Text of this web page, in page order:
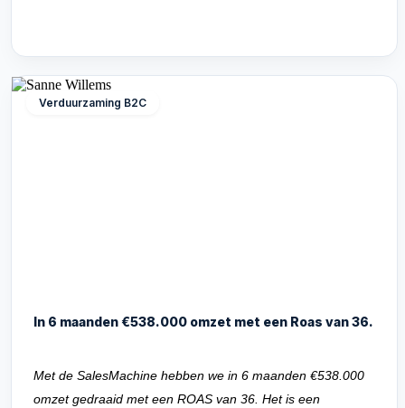
Verduurzaming B2C
In 6 maanden €538.000 omzet met een Roas van 36.
Met de SalesMachine hebben we in 6 maanden €538.000
omzet gedraaid met een ROAS van 36. Het is een